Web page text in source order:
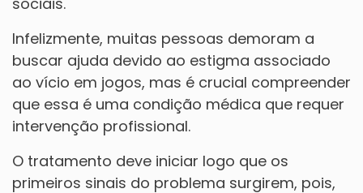
Infelizmente, muitas pessoas demoram a
buscar ajuda devido ao estigma associado
ao vício em jogos, mas é crucial compreender
que essa é uma condição médica que requer
intervenção profissional.
O tratamento deve iniciar logo que os
primeiros sinais do problema surgirem, pois,